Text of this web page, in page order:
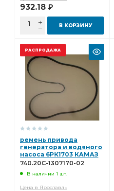
932.18 Р
В КОРЗИНУ
РАСПРОДАЖА
ремень привода
генератора и водяного
насоса 6РК1703 КАМАЗ
740.20С-1307170-02
740.20С-1307170-02
В наличии 1 шт.
Цена в Ярославль